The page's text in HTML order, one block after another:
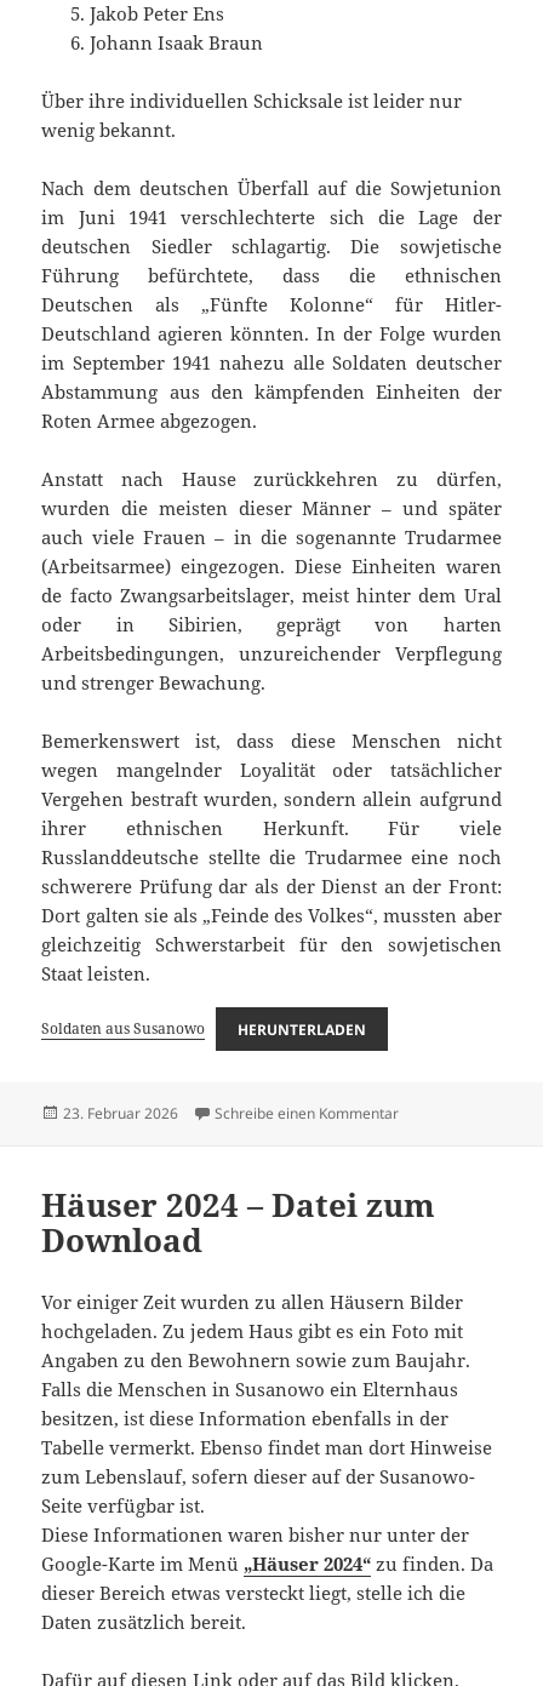
Jakob Peter Ens
Johann Isaak Braun
Über ihre individuellen Schicksale ist leider nur
wenig bekannt.
Nach dem deutschen Überfall auf die Sowjetunion
im Juni 1941 verschlechterte sich die Lage der
deutschen Siedler schlagartig. Die sowjetische
Führung befürchtete, dass die ethnischen
Deutschen als „Fünfte Kolonne“ für Hitler-
Deutschland agieren könnten. In der Folge wurden
im September 1941 nahezu alle Soldaten deutscher
Abstammung aus den kämpfenden Einheiten der
Roten Armee abgezogen.
Anstatt nach Hause zurückkehren zu dürfen,
wurden die meisten dieser Männer – und später
auch viele Frauen – in die sogenannte Trudarmee
(Arbeitsarmee) eingezogen. Diese Einheiten waren
de facto Zwangsarbeitslager, meist hinter dem Ural
oder in Sibirien, geprägt von harten
Arbeitsbedingungen, unzureichender Verpflegung
und strenger Bewachung.
Bemerkenswert ist, dass diese Menschen nicht
wegen mangelnder Loyalität oder tatsächlicher
Vergehen bestraft wurden, sondern allein aufgrund
ihrer ethnischen Herkunft. Für viele
Russlanddeutsche stellte die Trudarmee eine noch
schwerere Prüfung dar als der Dienst an der Front:
Dort galten sie als „Feinde des Volkes“, mussten aber
gleichzeitig Schwerstarbeit für den sowjetischen
Staat leisten.
Soldaten aus Susanowo HERUNTERLADEN
Veröffentlicht
23. Februar 2026 Schreibe einen Kommentarzu Soldaten aus
Häuser 2024 – Datei zum
Download
Vor einiger Zeit wurden zu allen Häusern Bilder
hochgeladen. Zu jedem Haus gibt es ein Foto mit
Angaben zu den Bewohnern sowie zum Baujahr.
Falls die Menschen in Susanowo ein Elternhaus
besitzen, ist diese Information ebenfalls in der
Tabelle vermerkt. Ebenso findet man dort Hinweise
zum Lebenslauf, sofern dieser auf der Susanowo-
Seite verfügbar ist.
Diese Informationen waren bisher nur unter der
Google-Karte im Menü „Häuser 2024“ zu finden. Da
dieser Bereich etwas versteckt liegt, stelle ich die
Daten zusätzlich bereit.
Dafür auf diesen Link oder auf das Bild klicken.